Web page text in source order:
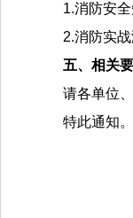
1.消防安
2.消防实
五、相关
请各单位
特此通知。